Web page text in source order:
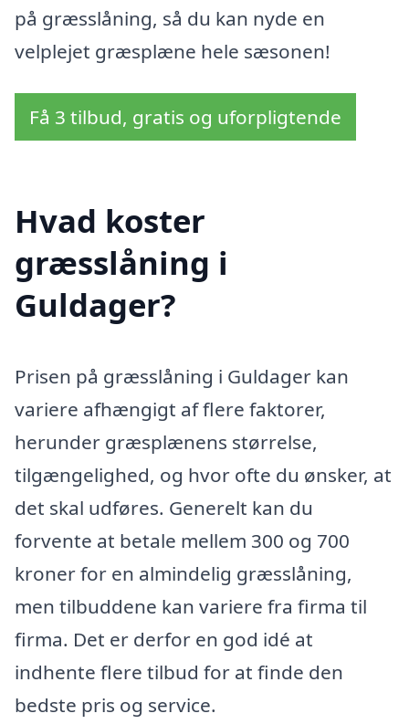
på græsslåning, så du kan nyde en
velplejet græsplæne hele sæsonen!
Få 3 tilbud, gratis og uforpligtende
Hvad koster
græsslåning i
Guldager?
Prisen på græsslåning i Guldager kan
variere afhængigt af flere faktorer,
herunder græsplænens størrelse,
tilgængelighed, og hvor ofte du ønsker, at
det skal udføres. Generelt kan du
forvente at betale mellem 300 og 700
kroner for en almindelig græsslåning,
men tilbuddene kan variere fra firma til
firma. Det er derfor en god idé at
indhente flere tilbud for at finde den
bedste pris og service.